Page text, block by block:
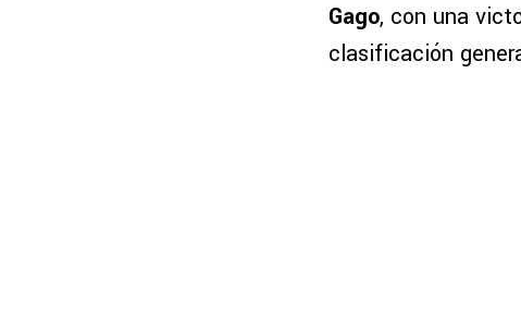
Gago, con una
clasificación